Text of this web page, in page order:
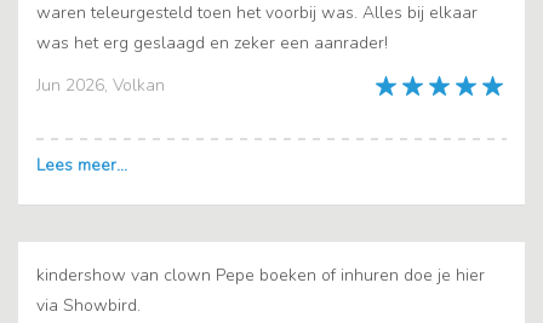
Jun 2026, Volkan
waren teleurgesteld toen het voorbij was. Alles bij elkaar
was het erg geslaagd en zeker een aanrader!
kindershow van clown Pepe boeken of inhuren doe je hier
via Showbird.